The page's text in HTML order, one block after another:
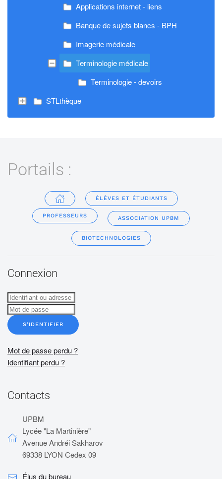
Applications internet - liens
Banque de sujets blancs - BPH
Imagerie médicale
Terminologie médicale
Terminologie - devoirs
STLthèque
Portails :
ÉLÈVES ET ÉTUDIANTS
PROFESSEURS ASSOCIATION UPBM
BIOTECHNOLOGIES
Connexion
S'IDENTIFIER
Mot de passe perdu ?
Identifiant perdu ?
Contacts
UPBM
Lycée "La Martinière"
Avenue Andréi Sakharov
69338 LYON Cedex 09
Élus du bureau